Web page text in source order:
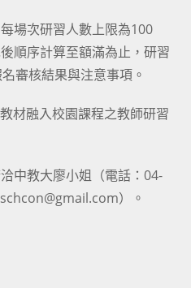
場次研習人數上限為100
順序計算至額滿為止，研習
審核結果與注意事項。
材融入校園課程之教師研習
中教大廖小姐（電話：04-
）。